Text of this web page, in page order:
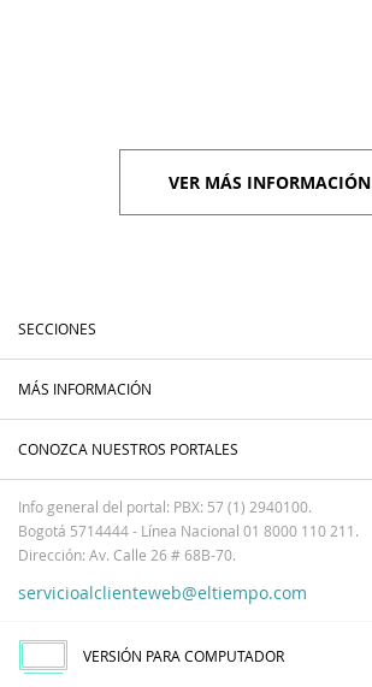
VER MÁS INFORMACIÓN
SECCIONES
MÁS INFORMACIÓN
CONOZCA NUESTROS PORTALES
Info general del portal: PBX: 57 (1) 2940100.
Bogotá 5714444 - Línea Nacional 01 8000 110 211.
Dirección: Av. Calle 26 # 68B-70.
servicioalclienteweb@eltiempo.com
VERSIÓN PARA COMPUTADOR